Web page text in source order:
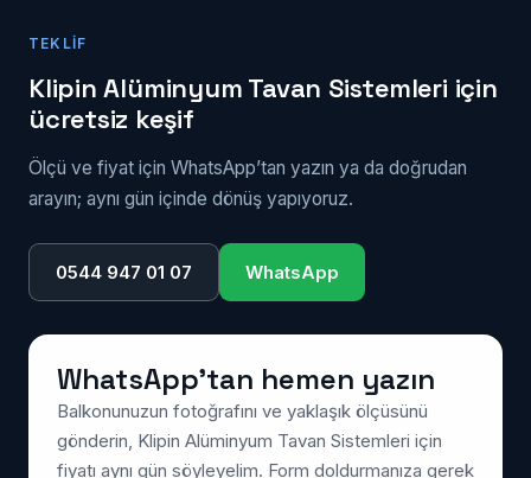
süresi kısa olduğu için işletme fazla aksamıyor.
TEKLIF
Klipin Alüminyum Tavan Sistemleri için
ücretsiz keşif
Ölçü ve fiyat için WhatsApp’tan yazın ya da doğrudan
arayın; aynı gün içinde dönüş yapıyoruz.
0544 947 01 07 WhatsApp
WhatsApp’tan hemen yazın
Balkonunuzun fotoğrafını ve yaklaşık ölçüsünü
gönderin, Klipin Alüminyum Tavan Sistemleri için
fiyatı aynı gün söyleyelim. Form doldurmanıza gerek